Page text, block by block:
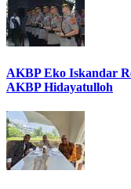
AKBP Eko Iskandar
AKBP Hidayatulloh